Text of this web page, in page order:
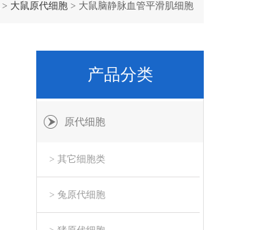
> 大鼠原代细胞 > 大鼠脑静脉血管平滑肌细胞
产品分类
原代细胞
> 其它细胞类
> 兔原代细胞